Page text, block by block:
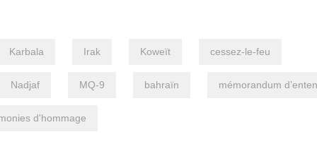
Karbala Irak Koweït cessez-le-feu
Nadjaf MQ-9 bahraïn mémorandum
d'hommage